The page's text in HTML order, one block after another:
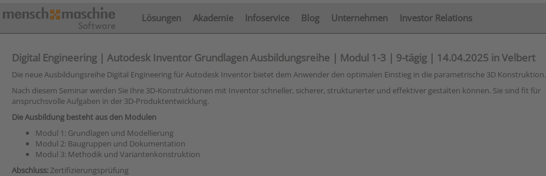
Lösungen Akademie Infoservice Blog Unternehmen Investor Relations
Digital Engineering | Autodesk Inventor Grundlagen Ausbildungsreihe | Modul 1-3 | 9-tägig | 14.04.2025 in Velbert
Die neue Ausbildungsreihe Digital Engineering für Autodesk Inventor bietet dem Anwender den optimalen Einstieg in die parametrische 3D Konstruktion.
Nach diesem Seminar werden Sie Ihre 3D-Konstruktionen mit Inventor schneller, sicherer, strukturierter und effektiver gestalten können. Sie sind fit für
anspruchsvolle Aufgaben in der 3D-Produktentwicklung.
Die Ausbildung besteht aus den Modulen
Modul 1: Grundlagen und Modellierung
Modul 2: Baugruppen und Dokumentation
Modul 3: Methodik und Variantenkonstruktion
Abschluss:Zertifizierungsprüfung